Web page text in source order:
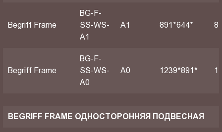
Begriff Frame
BG-F-
SS-WS-
A1
А1 891*644*
Begriff Frame
BG-F-
SS-WS-
A0
А0 1239*891*
BEGRIFF FRAME ОДНОСТОРОННЯЯ ПОДВЕСНАЯ